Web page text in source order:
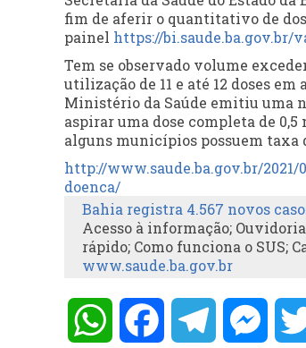
fim de aferir o quantitativo de
painel https://bi.saude.ba.gov.br/
Tem se observado volume
utilização de 11 e até 12 doses
Ministério da Saúde emitiu uma
aspirar uma dose completa de
alguns municípios possuem taxa
http://www.saude.ba.gov.br/
doenca/
Bahia registra 4.567 novos
Acesso à informação;
rápido; Como funciona o SUS;
www.saude.ba.gov.br
WhatsAppFacebookTelegram